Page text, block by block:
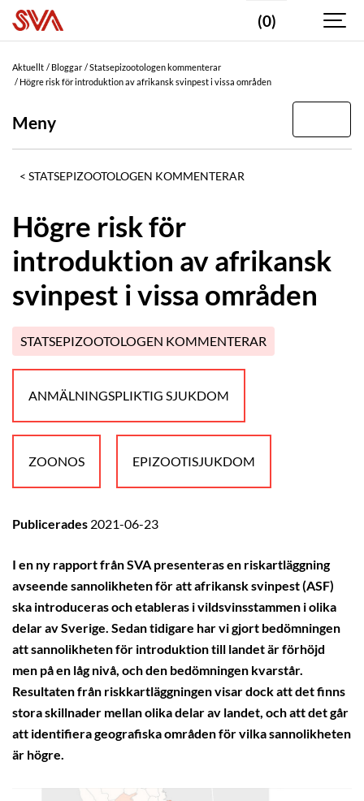
(0)
Aktuellt Bloggar
Statsepizootologen kommenterar
Högre risk för introduktion av afrikansk svinpest i vissa områden
Meny
STATSEPIZOOTOLOGEN KOMMENTERAR
Högre risk för
introduktion av afrikansk
svinpest i vissa områden
STATSEPIZOOTOLOGEN KOMMENTERAR
ANMÄLNINGSPLIKTIG SJUKDOM
ZOONOS EPIZOOTISJUKDOM
Publicerades 2021-06-23
I en ny rapport från SVA presenteras en riskartläggning
avseende sannolikheten för att afrikansk svinpest (ASF)
ska introduceras och etableras i vildsvinsstammen i olika
delar av Sverige. Sedan tidigare har vi gjort bedömningen
att sannolikheten för introduktion till landet är förhöjd
men på en låg nivå, och den bedömningen kvarstår.
Resultaten från riskkartläggningen visar dock att det finns
stora skillnader mellan olika delar av landet, och att det går
att identifiera geografiska områden för vilka sannolikheten
är högre.